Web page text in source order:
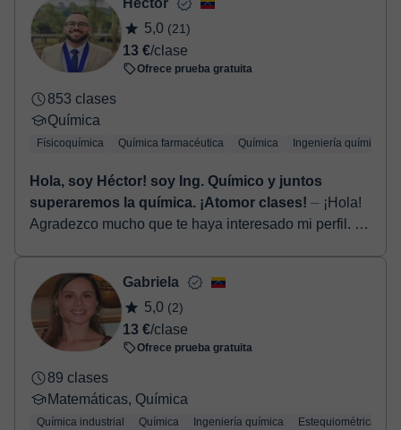
Héctor
5,0 (21)
13 €/clase
Ofrece prueba gratuita
853 clases
Química
Físicoquímica Química farmacéutica Química Ingeniería química
Hola, soy Héctor! soy Ing. Químico y juntos
superaremos la química. ¡Atomor clases! ⏤ ¡Hola!
Agradezco mucho que te haya interesado mi perfil. Mi
Gabriela
5,0 (2)
13 €/clase
Ofrece prueba gratuita
89 clases
Matemáticas, Química
Química industrial Química Ingeniería química Estequiométrica